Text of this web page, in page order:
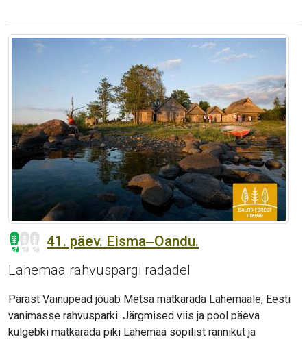
41. päev. Eisma‒Oandu.
Lahemaa rahvuspargi radadel
Pärast Vainupead jõuab Metsa matkarada Lahemaale, Eesti
vanimasse rahvusparki. Järgmised viis ja pool päeva
kulgebki matkarada piki Lahemaa sopilist rannikut ja